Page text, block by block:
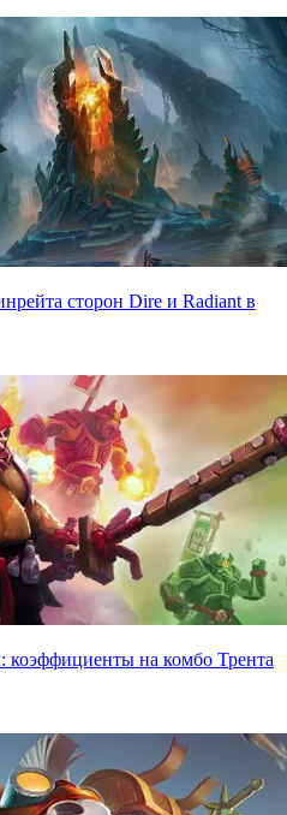
сторон Dire и Radiant в
коэффициенты на комбо Трента